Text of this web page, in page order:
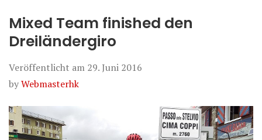
Mixed Team finished den
Dreiländergiro
Veröffentlicht am 29. Juni 2016
byWebmasterhk